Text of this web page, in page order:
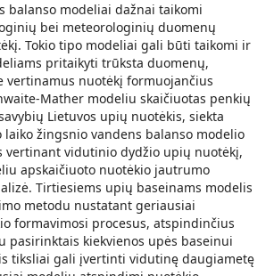
balanso modeliai dažnai taikomi
bei meteorologinių duomenų
Tokio tipo modeliai gali būti taikomi ir
pritaikyti trūksta duomenų,
nuotėkį formuojančius
Mather modeliu skaičiuotas penkių
Lietuvos upių nuotėkis, siekta
žingsnio vandens balanso modelio
vertinant vidutinio dydžio upių nuotėkį,
apskaičiuoto nuotėkio jautrumo
Tirtiesiems upių baseinams modelis
metodu nustatant geriausiai
formavimosi procesus, atspindinčius
pasirinktais kiekvienos upės baseinui
tiksliai gali įvertinti vidutinę daugiametę